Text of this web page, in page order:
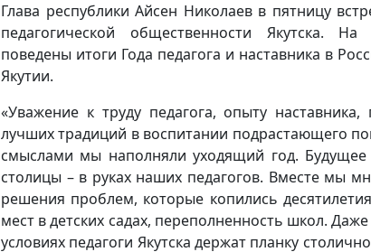
Глава республики Айсен Николаев в пятницу
педагогической общественности Якутска.
поведены итоги Года педагога и наставника в
Якутии.
«Уважение к труду педагога, опыту наставника,
лучших традиций в воспитании подрастающего
смыслами мы наполняли уходящий год. Будущее
столицы – в руках наших педагогов. Вместе мы
решения проблем, которые копились
мест в детских садах, переполненность школ.
условиях педагоги Якутска держат планку